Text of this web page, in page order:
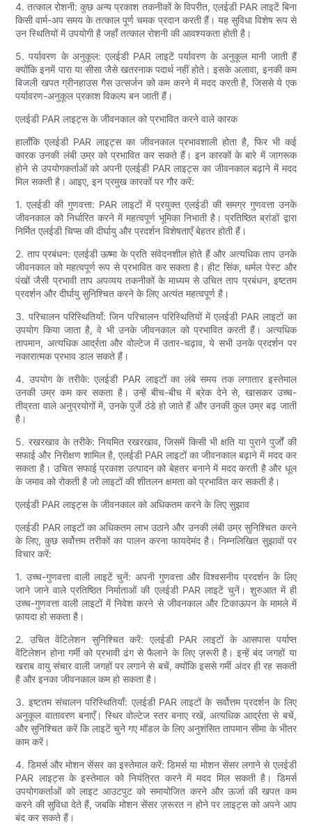
4. तत्काल रोशनी: कुछ अन्य प्रकाश तकनीकों के विपरीत, एलईडी PAR लाइटें बिना
किसी वार्म-अप समय के तत्काल पूर्ण चमक प्रदान करती हैं। यह सुविधा विशेष रूप से
उन स्थितियों में उपयोगी है जहाँ तत्काल रोशनी की आवश्यकता होती है।
5. पर्यावरण के अनुकूल: एलईडी PAR लाइटें पर्यावरण के अनुकूल मानी जाती हैं
क्योंकि इनमें पारा या सीसा जैसे खतरनाक पदार्थ नहीं होते। इसके अलावा, इनकी कम
बिजली खपत ग्रीनहाउस गैस उत्सर्जन को कम करने में मदद करती है, जिससे ये एक
पर्यावरण-अनुकूल प्रकाश विकल्प बन जाती हैं।
एलईडी PAR लाइट्स के जीवनकाल को प्रभावित करने वाले कारक
हालाँकि एलईडी PAR लाइट्स का जीवनकाल प्रभावशाली होता है, फिर भी कई
कारक उनकी लंबी उम्र को प्रभावित कर सकते हैं। इन कारकों के बारे में जागरूक
होने से उपयोगकर्ताओं को अपनी एलईडी PAR लाइट्स का जीवनकाल बढ़ाने में मदद
मिल सकती है। आइए, इन प्रमुख कारकों पर गौर करें:
1. एलईडी की गुणवत्ता: PAR लाइटों में प्रयुक्त एलईडी की समग्र गुणवत्ता उनके
जीवनकाल को निर्धारित करने में महत्वपूर्ण भूमिका निभाती है। प्रतिष्ठित ब्रांडों द्वारा
निर्मित एलईडी चिप्स की दीर्घायु और प्रदर्शन विशेषताएँ बेहतर होती हैं।
2. ताप प्रबंधन: एलईडी ऊष्मा के प्रति संवेदनशील होते हैं और अत्यधिक ताप उनके
जीवनकाल को महत्वपूर्ण रूप से प्रभावित कर सकता है। हीट सिंक, थर्मल पेस्ट और
पंखों जैसी प्रभावी ताप अपव्यय तकनीकों के माध्यम से उचित ताप प्रबंधन, इष्टतम
प्रदर्शन और दीर्घायु सुनिश्चित करने के लिए अत्यंत महत्वपूर्ण है।
3. परिचालन परिस्थितियाँ: जिन परिचालन परिस्थितियों में एलईडी PAR लाइटों का
उपयोग किया जाता है, वे भी उनके जीवनकाल को प्रभावित करती हैं। अत्यधिक
तापमान, अत्यधिक आर्द्रता और वोल्टेज में उतार-चढ़ाव, ये सभी उनके प्रदर्शन पर
नकारात्मक प्रभाव डाल सकते हैं।
4. उपयोग के तरीके: एलईडी PAR लाइटों का लंबे समय तक लगातार इस्तेमाल
उनकी उम्र कम कर सकता है। उन्हें बीच-बीच में ब्रेक देने से, खासकर उच्च-
तीव्रता वाले अनुप्रयोगों में, उनके पुर्जे ठंडे हो जाते हैं और उनकी कुल उम्र बढ़ जाती
है।
5. रखरखाव के तरीके: नियमित रखरखाव, जिसमें किसी भी क्षति या पुराने पुर्जों की
सफाई और निरीक्षण शामिल है, एलईडी PAR लाइटों का जीवनकाल बढ़ाने में मदद कर
सकता है। उचित सफाई प्रकाश उत्पादन को बेहतर बनाने में मदद करती है और धूल
के जमाव को रोकती है जो लाइटों की शीतलन क्षमता को प्रभावित कर सकती है।
एलईडी PAR लाइट्स के जीवनकाल को अधिकतम करने के लिए सुझाव
एलईडी PAR लाइटों का अधिकतम लाभ उठाने और उनकी लंबी उम्र सुनिश्चित करने
के लिए, कुछ सर्वोत्तम तरीकों का पालन करना फायदेमंद है। निम्नलिखित सुझावों पर
विचार करें:
1. उच्च-गुणवत्ता वाली लाइटें चुनें: अपनी गुणवत्ता और विश्वसनीय प्रदर्शन के लिए
जाने जाने वाले प्रतिष्ठित निर्माताओं की एलईडी PAR लाइटें चुनें। शुरुआत में ही
उच्च-गुणवत्ता वाली लाइटों में निवेश करने से जीवनकाल और टिकाऊपन के मामले में
फ़ायदा हो सकता है।
2. उचित वेंटिलेशन सुनिश्चित करें: एलईडी PAR लाइटों के आसपास पर्याप्त
वेंटिलेशन होना गर्मी को प्रभावी ढंग से फैलाने के लिए ज़रूरी है। इन्हें बंद जगहों या
खराब वायु संचार वाली जगहों पर लगाने से बचें, क्योंकि इससे गर्मी अंदर ही रह सकती
है और इनका जीवनकाल कम हो सकता है।
3. इष्टतम संचालन परिस्थितियाँ: एलईडी PAR लाइटों के सर्वोत्तम प्रदर्शन के लिए
अनुकूल वातावरण बनाएँ। स्थिर वोल्टेज स्तर बनाए रखें, अत्यधिक आर्द्रता से बचें,
और सुनिश्चित करें कि लाइटें चुने गए मॉडल के लिए अनुशंसित तापमान सीमा के भीतर
काम करें।
4. डिमर्स और मोशन सेंसर का इस्तेमाल करें: डिमर्स या मोशन सेंसर लगाने से एलईडी
PAR लाइट्स के इस्तेमाल को नियंत्रित करने में मदद मिल सकती है। डिमर्स
उपयोगकर्ताओं को लाइट आउटपुट को समायोजित करने और ऊर्जा की खपत कम
करने की सुविधा देते हैं, जबकि मोशन सेंसर ज़रूरत न होने पर लाइट्स को अपने आप
बंद कर सकते हैं।